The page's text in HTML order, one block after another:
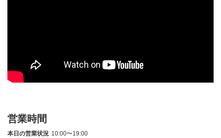
営業時間
本日の営業状況 10:00〜19:00